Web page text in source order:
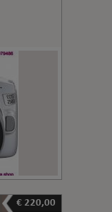
€ 220,00